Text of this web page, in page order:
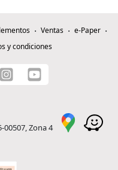
Ventas
e-Paper
y condiciones
00507, Zona 4